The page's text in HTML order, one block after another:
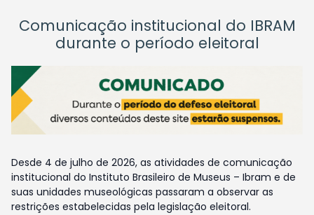
Comunicação institucional do IBRAM
durante o período eleitoral
Desde 4 de julho de 2026, as atividades de comunicação
institucional do Instituto Brasileiro de Museus – Ibram e de
suas unidades museológicas passaram a observar as
restrições estabelecidas pela legislação eleitoral.